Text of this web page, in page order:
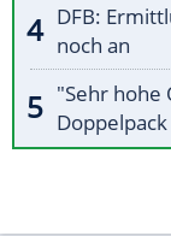
DFB:
noch an
"Sehr hohe
Doppelpack